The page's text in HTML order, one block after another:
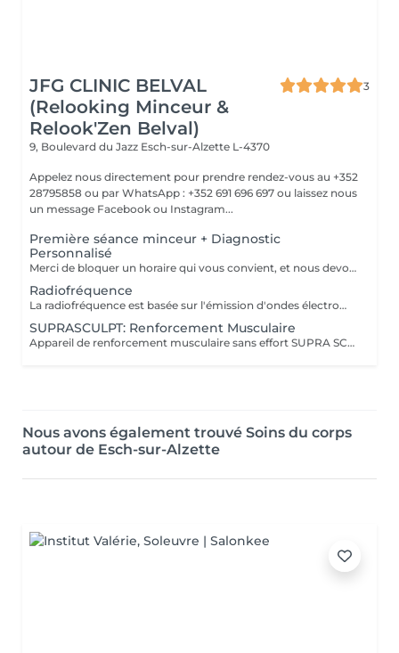
JFG CLINIC BELVAL
(Relooking Minceur &
Relook'Zen Belval)
3
9, Boulevard du Jazz Esch-sur-Alzette L-4370
Appelez nous directement pour prendre rendez-vous au +352
28795858 ou par WhatsApp : +352 691 696 697 ou laissez nous
un message Facebook ou Instagram...
Première séance minceur + Diagnostic
Personnalisé
Merci de bloquer un horaire qui vous convient, et nous devons vous confirmer la bonne réception de votre demande de rendez-vous, laissez nous vos coordonnées ou appelez directement au 28795858 ou 691 696 697 Nous proposons un bilan personnalisé d'une heure qui comprend : -Analyse du corps avec une balance professionnelle qui calcule votre poids avec précision en déterminant les pourcentages de masse grasse et musculaire, le taux de graisse viscérale, la rétention d'eau ,votre IMC * et vos besoins caloriques. Analyse de votre silhouette et définition de vos objectifs, 1 premier séance sur un de nos appareils minceur haute technologie, Définition et proposition d'un parcours minceur adapté à votre profil et devis donné en fin de séance.
Radiofréquence
La radiofréquence est basée sur l'émission d'ondes électromagnétiques à très haute fréquence passant à travers la peau et qui produisent de la chaleur dans les tissus sous-cutanés. La chaleur produite va agir en profondeur, sans brûler la superficie, c'est-à-dire la peau. On arrive à chauffer jusqu'à 55° en profondeur, ce qui va stimuler les fibroblastes, lesquels vont fabriquer de nouvelles fibres d'élastine et de collagène. Parallèlement, la chaleur induit la rétraction des fibres de collagène préexistantes. Cette technique révolutionnaire traite en profondeur la peau, et stimule la production de nouveau collagène qui améliore la fermeté et la tension cutanée. L'effet de rétraction est immédiat, donnant un coup d'éclat visible et une meilleure fermeté de la peau. La rétraction se poursuit ensuite dans le temps.
SUPRASCULPT: Renforcement Musculaire
Appareil de renforcement musculaire sans effort SUPRA SCULPT: entreprise française ayant eu le prix de l'innovation pour cet appareil car très performant: ce sont des ondes électromagnétiques qui vont créer des contractions impossible à reproduire dans la vraie vie, et qui vont développer les muscles de la zone traitée: abdominaux, fessiers, cuisses avant ou arrières, bras, mollets.
Nous avons également trouvé Soins du corps
autour de Esch-sur-Alzette